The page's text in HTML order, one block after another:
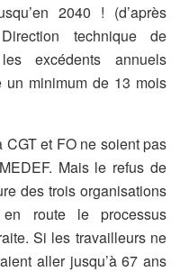
2040 ! (d’après
technique de
excédents annuels
un minimum de 13 mois
et FO ne soient pas
Mais le refus de
des trois organisations
route le processus
Si les travailleurs ne
aller jusqu’à 67 ans